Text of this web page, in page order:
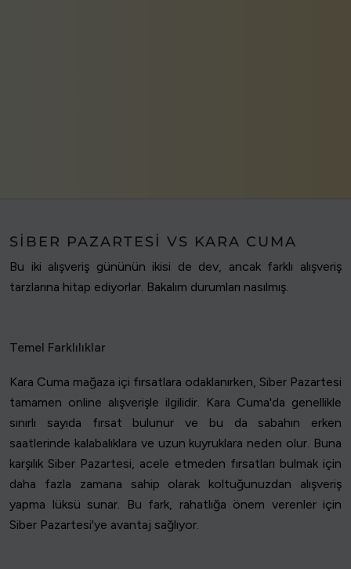
SIBER PAZARTESI VS KARA CUMA
Bu iki alışveriş gününün ikisi de dev, ancak farklı alışveriş
tarzlarına hitap ediyorlar. Bakalım durumları nasılmış.
Temel Farklılıklar
Kara Cuma mağaza içi fırsatlara odaklanırken, Siber Pazartesi
tamamen online alışverişle ilgilidir. Kara Cuma'da genellikle
sınırlı sayıda fırsat bulunur ve bu da sabahın erken
saatlerinde kalabalıklara ve uzun kuyruklara neden olur. Buna
karşılık Siber Pazartesi, acele etmeden fırsatları bulmak için
daha fazla zamana sahip olarak koltuğunuzdan alışveriş
yapma lüksü sunar. Bu fark, rahatlığa önem verenler için
Siber Pazartesi'ye avantaj sağlıyor.